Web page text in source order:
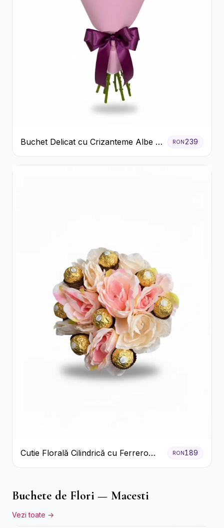
Buchet Delicat cu Crizanteme Albe și
Mov
RON239
Cutie Florală Cilindrică cu Ferrero
Rocher și Trandafiri Pastel
RON189
Buchete de Flori — Macesti
Vezi toate →